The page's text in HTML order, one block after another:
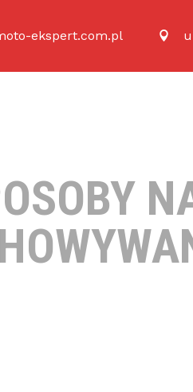
ekspert.com.pl